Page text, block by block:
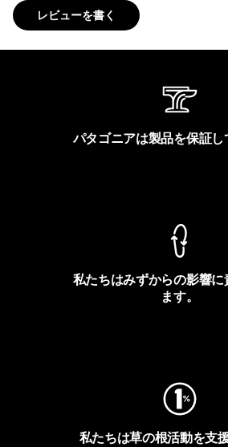
レビューを書く
パタゴニアは製品を保証し
私たちはみずからの影響
ます。
私たちは草の根活動を支